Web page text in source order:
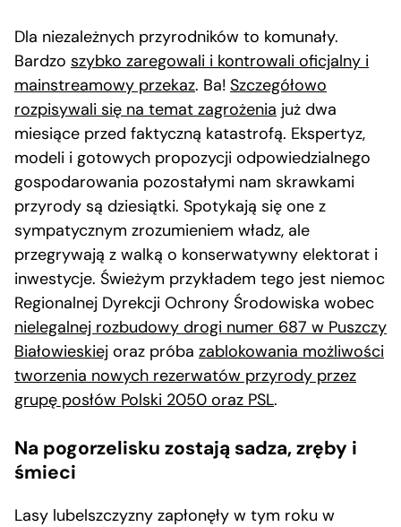
Dla niezależnych przyrodników to komunały.
Bardzo szybko zaregowali i kontrowali oficjalny i
mainstreamowy przekaz. Ba! Szczegółowo
rozpisywali się na temat zagrożenia już dwa
miesiące przed faktyczną katastrofą. Ekspertyz,
modeli i gotowych propozycji odpowiedzialnego
gospodarowania pozostałymi nam skrawkami
przyrody są dziesiątki. Spotykają się one z
sympatycznym zrozumieniem władz, ale
przegrywają z walką o konserwatywny elektorat i
inwestycje. Świeżym przykładem tego jest niemoc
Regionalnej Dyrekcji Ochrony Środowiska wobec
nielegalnej rozbudowy drogi numer 687 w Puszczy
Białowieskiej oraz próba zablokowania możliwości
tworzenia nowych rezerwatów przyrody przez
grupę posłów Polski 2050 oraz PSL.
Na pogorzelisku zostają sadza, zręby i
śmieci
Lasy lubelszczyzny zapłonęły w tym roku w